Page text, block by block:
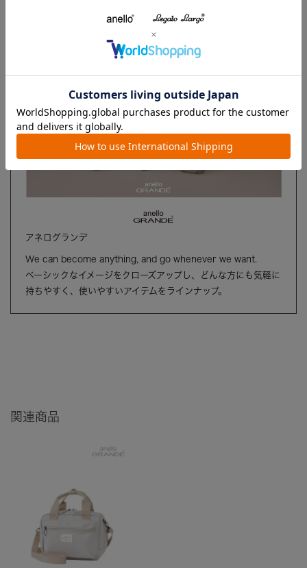
アネログランデ
We can become anything, and go whenever we want.
ベーシックなイメージをクローズアップし、どんな方にも気軽に
持ちやすく、使いやすいアイテムをラインナップ。
関連商品